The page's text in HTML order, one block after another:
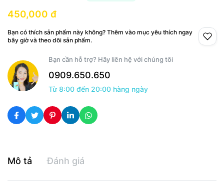
450,000 đ
Bạn có thích sản phẩm này không? Thêm vào mục yêu thích ngay
bây giờ và theo dõi sản phẩm.
Bạn cần hỗ trợ? Hãy liên hệ với chúng tôi
0909.650.650
Từ 8:00 đến 20:00 hàng ngày
Mô tả Đánh giá